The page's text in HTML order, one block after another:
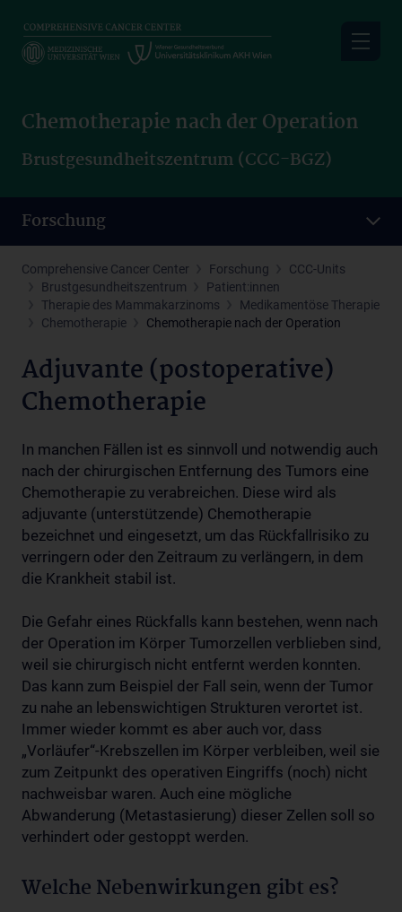
main
Chemotherapie nach der Operation
Brustgesundheitszentrum (CCC-BGZ)
Forschung
Comprehensive Cancer Center Forschung
CCC-Units
Brustgesundheitszentrum
Patient:innen
Therapie des Mammakarzinoms
Medikamentöse Therapie
Chemotherapie
Chemotherapie nach der Operation
Adjuvante (postoperative)
Chemotherapie
In manchen Fällen ist es sinnvoll und notwendig auch
nach der chirurgischen Entfernung des Tumors eine
Chemotherapie zu verabreichen. Diese wird als
adjuvante (unterstützende) Chemotherapie
bezeichnet und eingesetzt, um das Rückfallrisiko zu
verringern oder den Zeitraum zu verlängern, in dem
die Krankheit stabil ist.
Die Gefahr eines Rückfalls kann bestehen, wenn nach
der Operation im Körper Tumorzellen verblieben sind,
weil sie chirurgisch nicht entfernt werden konnten.
Das kann zum Beispiel der Fall sein, wenn der Tumor
zu nahe an lebenswichtigen Strukturen verortet ist.
Immer wieder kommt es aber auch vor, dass
„Vorläufer“-Krebszellen im Körper verbleiben, weil sie
zum Zeitpunkt des operativen Eingriffs (noch) nicht
nachweisbar waren. Auch eine mögliche
Abwanderung (Metastasierung) dieser Zellen soll so
verhindert oder gestoppt werden.
Welche Nebenwirkungen gibt es?